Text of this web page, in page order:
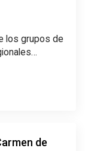
los grupos de